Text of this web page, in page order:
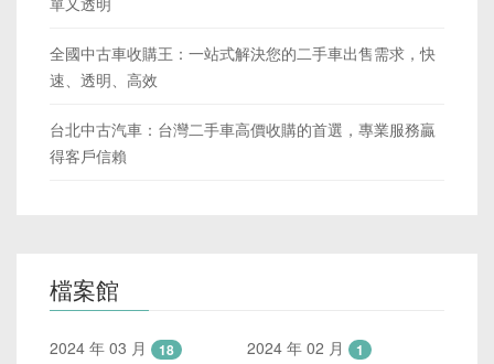
全國中古車收購王：一站式解決您的二手車出售需求，快
速、透明、高效
台北中古汽車：台灣二手車高價收購的首選，專業服務贏
得客戶信賴
檔案館
2024 年 03 月 18 2024 年 02 月 1